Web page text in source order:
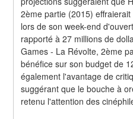
2ème partie (2015)
lors de son week-end
rapporté à 27 millions de
Games - La Révolte, 2ème
bénéfice sur son budget de
également l'avantage de
suggérant que le bouche à
retenu l'attention des